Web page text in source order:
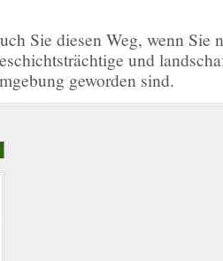
Sie diesen Weg, wenn Sie
und
geworden sind.